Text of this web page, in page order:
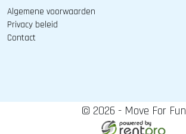
Algemene voorwaarden
Privacy beleid
Contact
© 2026 - Move For Fun